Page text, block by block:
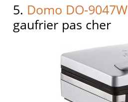
5. Domo DO-9047W
gaufrier pas cher